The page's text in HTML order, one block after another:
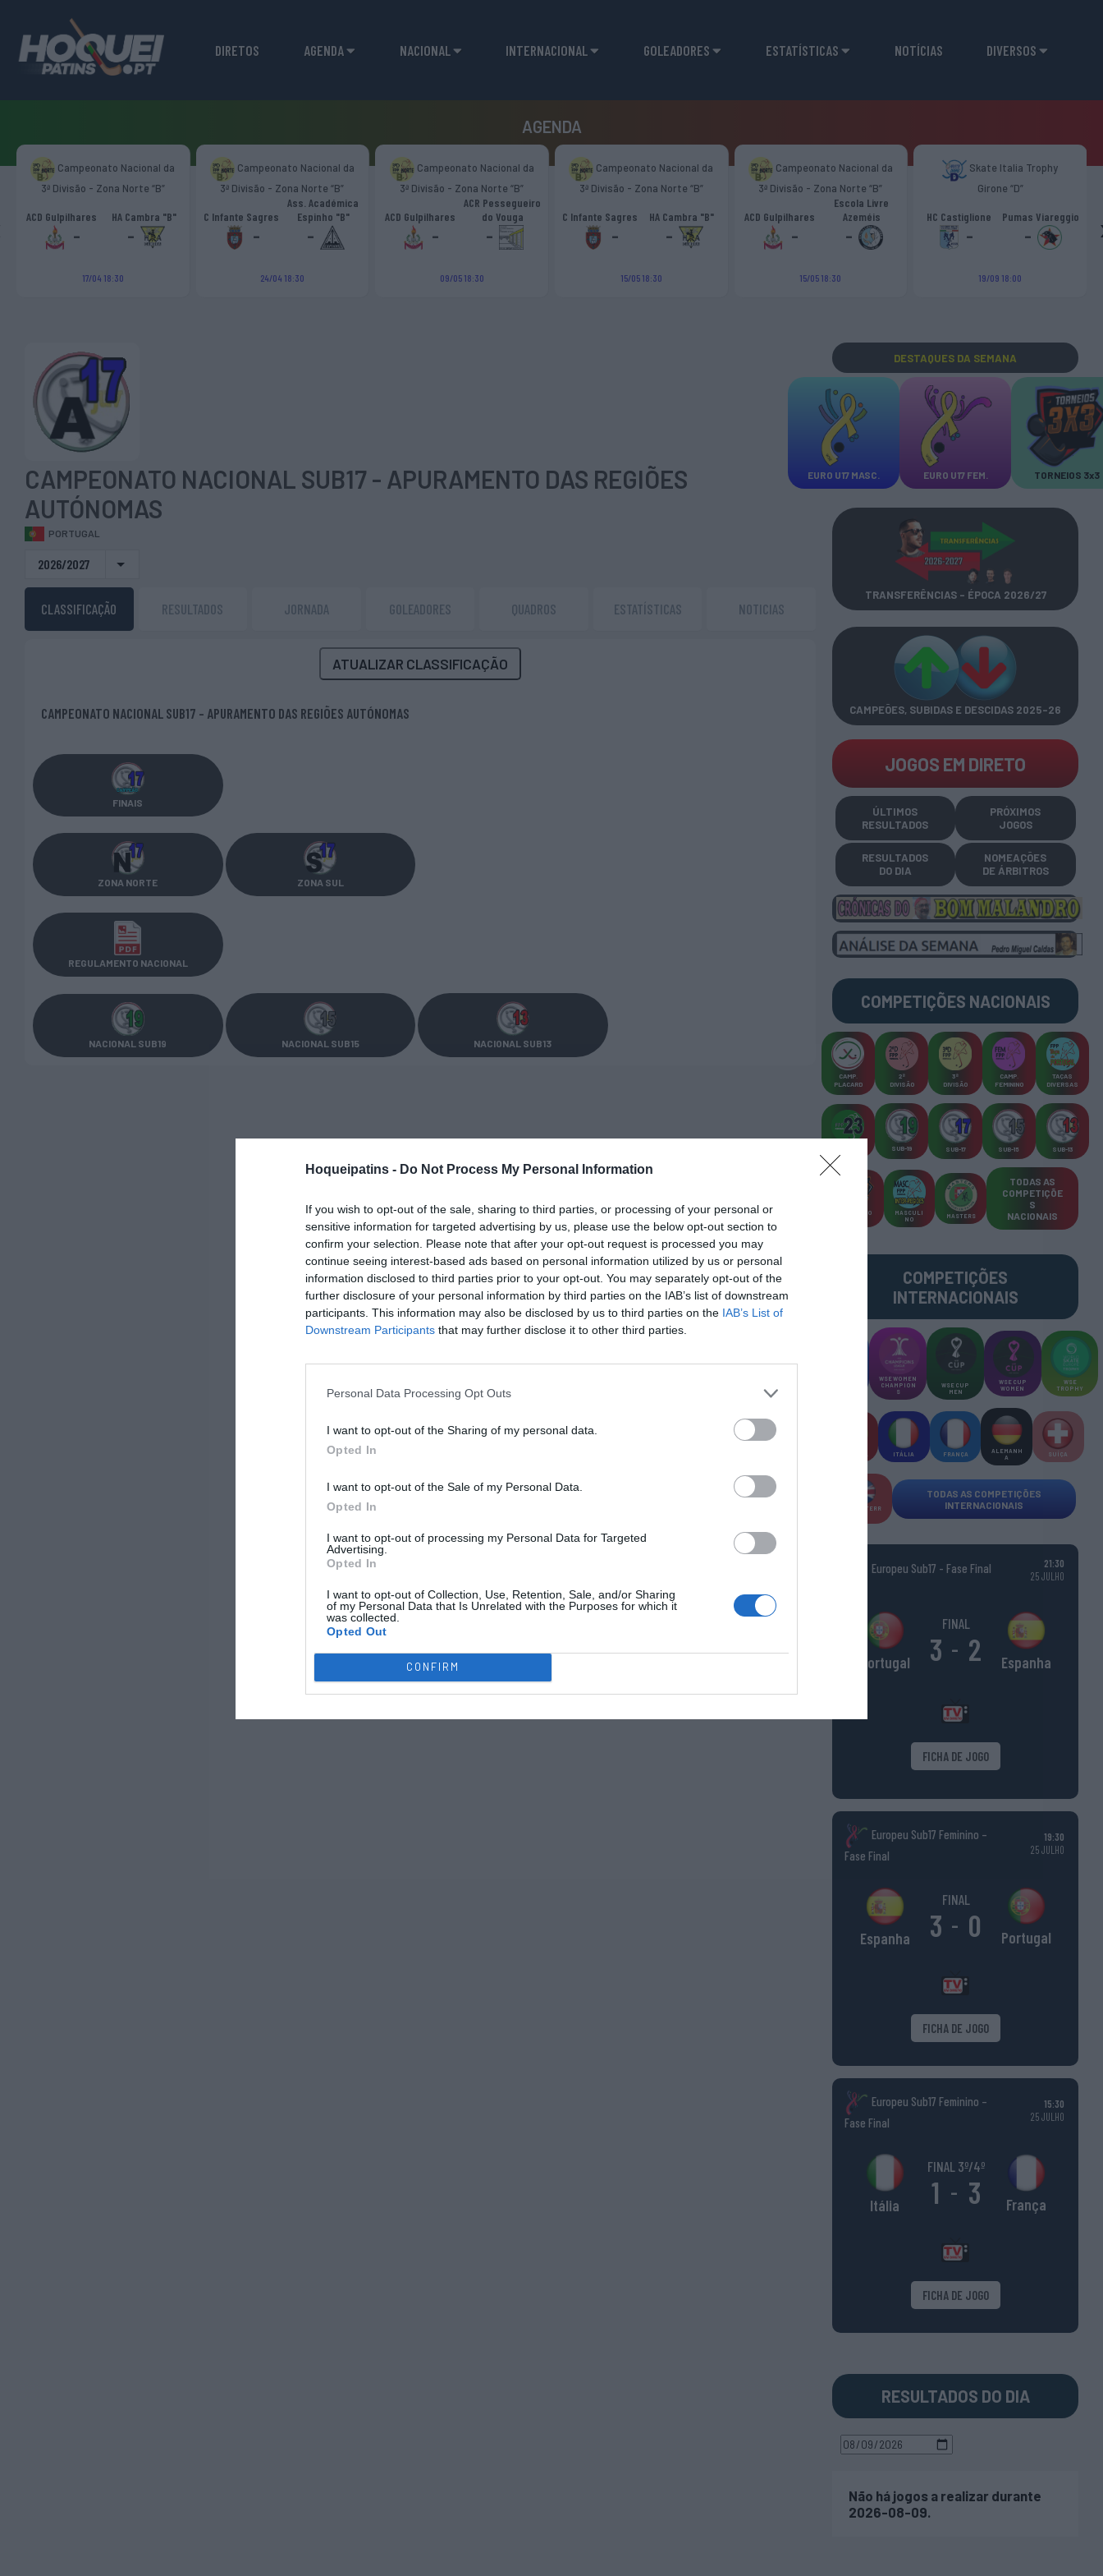
Hoqueipatins - Do Not Process My Personal Information
If you wish to opt-out of the sale, sharing to third parties, or processing of your personal or
sensitive information for targeted advertising by us, please use the below opt-out section to
confirm your selection. Please note that after your opt-out request is processed you may
continue seeing interest-based ads based on personal information utilized by us or personal
information disclosed to third parties prior to your opt-out. You may separately opt-out of the
further disclosure of your personal information by third parties on the IAB’s list of downstream
participants. This information may also be disclosed by us to third parties on the IAB’s List of
Downstream Participants that may further disclose it to other third parties.
Personal Data Processing Opt Outs
I want to opt-out of the Sharing of my personal data.
Opted In
I want to opt-out of the Sale of my Personal Data.
Opted In
I want to opt-out of processing my Personal Data for Targeted
Advertising.
Opted In
I want to opt-out of Collection, Use, Retention, Sale, and/or Sharing
of my Personal Data that Is Unrelated with the Purposes for which it
was collected.
Opted Out
CONFIRM
DIRETOS AGENDA NACIONAL INTERNACIONAL GOLEADORES ESTATÍSTICAS NOTÍCIAS DIVERSOS
AGENDA
Campeonato Nacional da
3ª Divisão - Zona Norte “B”
ACD Gulpilhares
-
HA Cambra "B"
-
17/04 18:30
Campeonato Nacional da
3ª Divisão - Zona Norte “B”
C Infante Sagres
-
Ass. Académica
Espinho "B"
-
24/04 18:30
Campeonato Nacional da
3ª Divisão - Zona Norte “B”
ACD Gulpilhares
-
ACR Pessegueiro
do Vouga
-
09/05 18:30
Campeonato Nacional da
3ª Divisão - Zona Norte “B”
C Infante Sagres
-
HA Cambra "B"
-
15/05 18:30
Campeonato Nacional da
3ª Divisão - Zona Norte “B”
ACD Gulpilhares
-
Escola Livre
Azeméis
-
15/05 18:30
Skate Italia Trophy
Girone “D”
HC Castiglione
-
Pumas Viareggio
-
19/09 18:00
CAMPEONATO NACIONAL SUB17 - APURAMENTO DAS REGIÕES
AUTÓNOMAS
PORTUGAL
2026/2027
CLASSIFICAÇÃO RESULTADOS JORNADA GOLEADORES QUADROS ESTATÍSTICAS NOTICIAS
ATUALIZAR CLASSIFICAÇÃO
CAMPEONATO NACIONAL SUB17 - APURAMENTO DAS REGIÕES AUTÓNOMAS
FINAIS
ZONA NORTE ZONA SUL
REGULAMENTO NACIONAL
NACIONAL SUB19 NACIONAL SUB15 NACIONAL SUB13
DESTAQUES DA SEMANA
EURO U17 MASC. EURO U17 FEM. TORNEIOS 3x3
TRANSFERÊNCIAS - ÉPOCA 2026/27
CAMPEÕES, SUBIDAS E DESCIDAS 2025-26
JOGOS EM DIRETO
ÚLTIMOS
RESULTADOS
PRÓXIMOS
JOGOS
RESULTADOS
DO DIA
NOMEAÇÕES
DE ÁRBITROS
COMPETIÇÕES NACIONAIS
CAMP.
PLACARD
2ª
DIVISÃO
3ª
DIVISÃO
CAMP.
FEMININO
TAÇAS
DIVERSAS
SUB-19 SUB-17 SUB-15 SUB-13
TORNEIO
MASCULI
NO
MASTERS
TODAS AS
COMPETIÇÕE
S
NACIONAIS
COMPETIÇÕES
INTERNACIONAIS
WSE WOMEN
CHAMPION
S
WSE CUP
MEN
WSE CUP
WOMEN
WSE
TROPHY
ITÁLIA FRANÇA
ALEMANH
A
SUÍÇA
INGLATERR
TODAS AS COMPETIÇÕES
INTERNACIONAIS
Europeu Sub17 - Fase Final
21:30
25 JULHO
Portugal
FINAL
3 - 2 Espanha
FICHA DE JOGO
Europeu Sub17 Feminino –
Fase Final
19:30
25 JULHO
Espanha
FINAL
3 - 0 Portugal
FICHA DE JOGO
Europeu Sub17 Feminino –
Fase Final
15:30
25 JULHO
Itália
FINAL 3º/4º
1 - 3 França
FICHA DE JOGO
RESULTADOS DO DIA
Não há jogos a realizar durante
2026-08-09.